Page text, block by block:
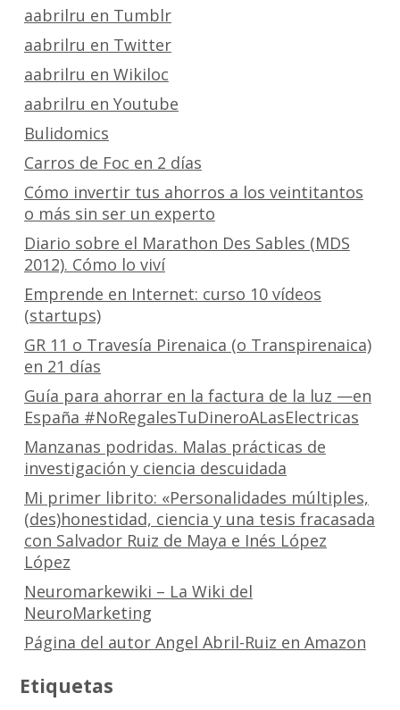
aabrilru en Tumblr
aabrilru en Twitter
aabrilru en Wikiloc
aabrilru en Youtube
Bulidomics
Carros de Foc en 2 días
Cómo invertir tus ahorros a los veintitantos
o más sin ser un experto
Diario sobre el Marathon Des Sables (MDS
2012). Cómo lo viví
Emprende en Internet: curso 10 vídeos
(startups)
GR 11 o Travesía Pirenaica (o Transpirenaica)
en 21 días
Guía para ahorrar en la factura de la luz —en
España #NoRegalesTuDineroALasElectricas
Manzanas podridas. Malas prácticas de
investigación y ciencia descuidada
Mi primer librito: «Personalidades múltiples,
(des)honestidad, ciencia y una tesis fracasada
con Salvador Ruiz de Maya e Inés López
López
Neuromarkewiki – La Wiki del
NeuroMarketing
Página del autor Angel Abril-Ruiz en Amazon
Etiquetas